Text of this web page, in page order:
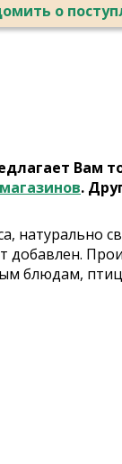
о
Вам
.
натурально
блюдам,